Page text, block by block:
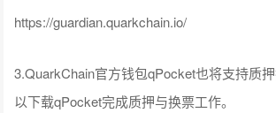
https://guardian.quarkchain.io/
3.QuarkChain官方钱包qPocket也将支持质
以下载qPocket完成质押与换票工作。